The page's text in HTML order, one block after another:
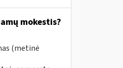
mokestis?
(metinė